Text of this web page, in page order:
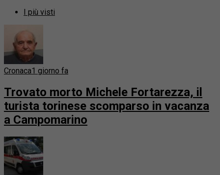
I più visti
Cronaca1 giorno fa
Trovato morto Michele Fortarezza, il
turista torinese scomparso in vacanza
a Campomarino